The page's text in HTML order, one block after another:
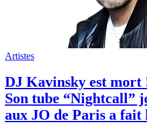
Artistes
DJ Kavinsky est mort
Son tube “Nightcall”
aux JO de Paris a fait